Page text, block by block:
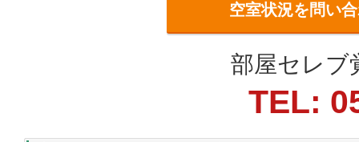
空室状況を問い
部屋セレブ
TEL: